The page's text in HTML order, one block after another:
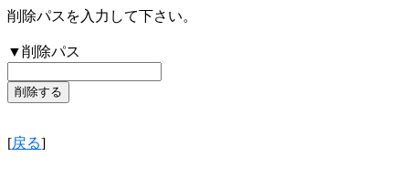
削除パスを入力して下さい。
▼削除パス
[戻る]